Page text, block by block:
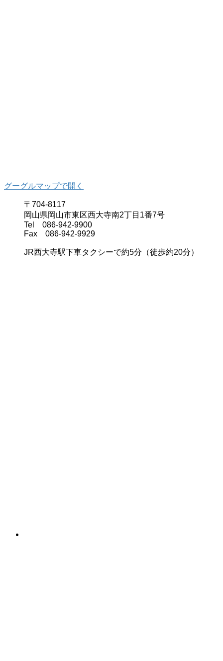
グーグルマップで開く
〒704-8117
岡山県岡山市東区西大寺南2丁目1番7号
Tel 086-942-9900
Fax 086-942-9929
JR西大寺駅下車タクシーで約5分（徒歩約20分）